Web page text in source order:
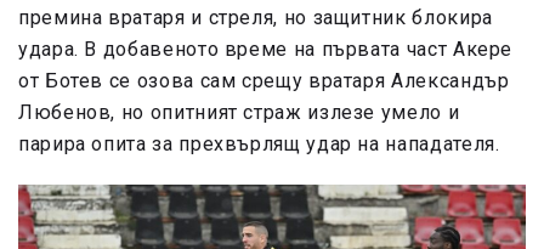
премина вратаря и стреля, но защитник блокира
удара. В добавеното време на първата част Акере
от Ботев се озова сам срещу вратаря Александър
Любенов, но опитният страж излезе умело и
парира опита за прехвърлящ удар на нападателя.